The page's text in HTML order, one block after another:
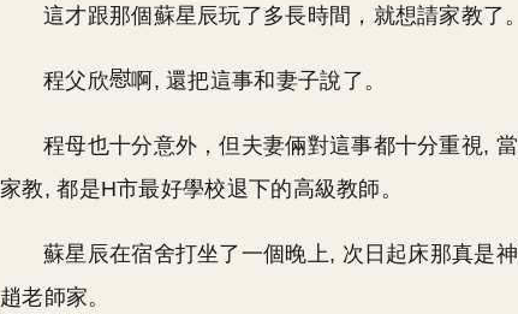
這才跟那個蘇星辰玩了多長時間，就想請家教了。
程父欣 啊, 還把這事和妻子說了。
程母也十分意外，但夫妻倆對這事都十分重視,
家教, 都是H市最好學校退下的高級教師。
蘇星辰在宿舍打坐了一個晚上, 次日起床那真是
趙老師家。